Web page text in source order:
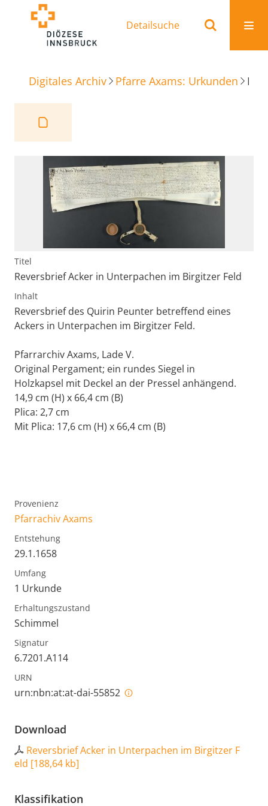
Detailsuche
Digitales Archiv Pfarre Axams: Urkunden
Titel
Reversbrief Acker in Unterpachen im Birgitzer Feld
Inhalt
Reversbrief des Quirin Peunter betreffend eines
Ackers in Unterpachen im Birgitzer Feld.
Pfarrarchiv Axams, Lade V.
Original Pergament; ein rundes Siegel in
Holzkapsel mit Deckel an der Pressel anhängend.
14,9 cm (H) x 66,4 cm (B)
Plica: 2,7 cm
Mit Plica: 17,6 cm (H) x 66,4 cm (B)
Provenienz
Pfarrachiv Axams
Entstehung
29.1.1658
Umfang
1 Urkunde
Erhaltungszustand
Schimmel
Signatur
6.7201.A114
URN
urn:nbn:at:at-dai-55852
Download
Reversbrief Acker in Unterpachen im Birgitzer F
eld [188,64 kb]
Klassifikation